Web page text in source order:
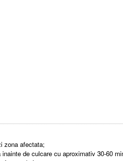
zona afectata;
de culcare cu aproximativ 30-60